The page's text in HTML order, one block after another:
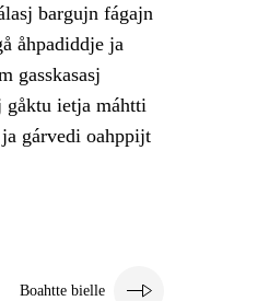
bargujn fágajn
åhpadiddje ja
gasskasasj
gåktu ietja máhtti
gárvedi oahppijt
Boahtte bielle